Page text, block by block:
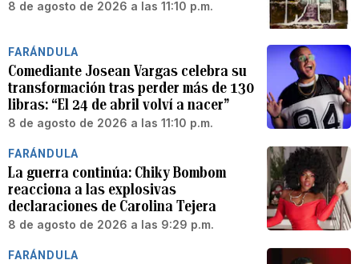
8 de agosto de 2026 a las 11:10 p.m.
FARÁNDULA
Comediante Josean Vargas celebra su
transformación tras perder más de 130
libras: “El 24 de abril volví a nacer”
8 de agosto de 2026 a las 11:10 p.m.
FARÁNDULA
La guerra continúa: Chiky Bombom
reacciona a las explosivas
declaraciones de Carolina Tejera
8 de agosto de 2026 a las 9:29 p.m.
FARÁNDULA